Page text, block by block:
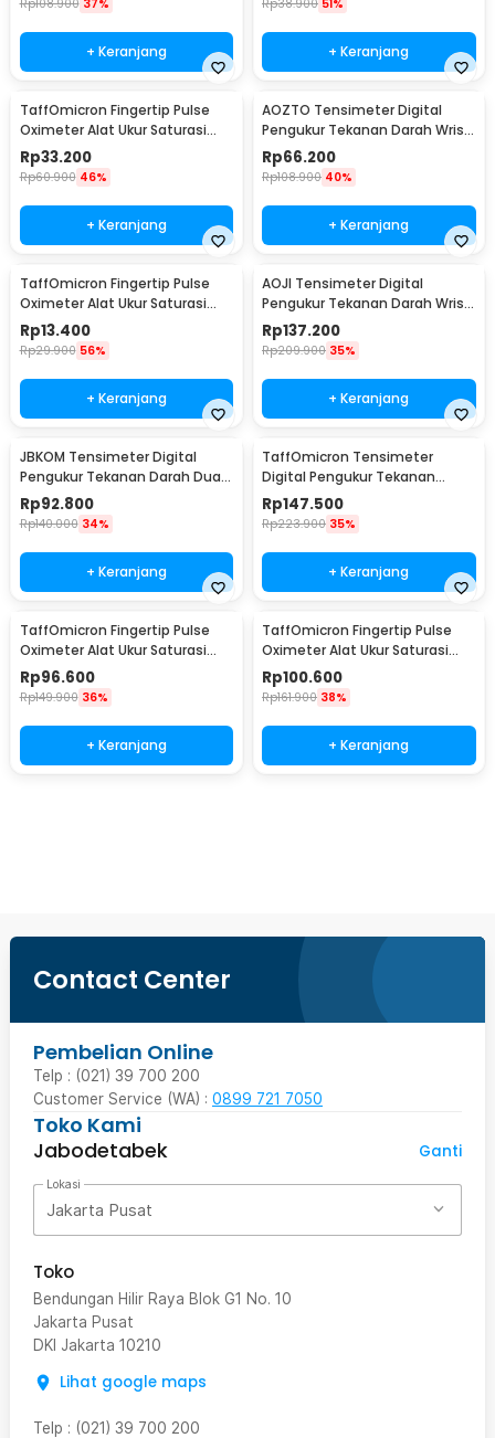
Rp108.900 37%
+ Keranjang
Rp38.900 51%
+ Keranjang
TaffOmicron Fingertip Pulse
Oximeter Alat Ukur Saturasi
Oksigen Darah - A6
Rp33.200
Rp60.900 46%
+ Keranjang
AOZTO Tensimeter Digital
Pengukur Tekanan Darah Wrist
Monitor with Voice - BP-502
Rp66.200
Rp108.900 40%
+ Keranjang
TaffOmicron Fingertip Pulse
Oximeter Alat Ukur Saturasi
Oksigen Darah - SMH-01
Rp13.400
Rp29.900 56%
+ Keranjang
AOJI Tensimeter Digital
Pengukur Tekanan Darah Wrist
English Voice - WRS-35E
Rp137.200
Rp209.900 35%
+ Keranjang
JBKOM Tensimeter Digital
Pengukur Tekanan Darah Dual
Power Bahasa Indonesia - BK-
803
Rp92.800
Rp140.000 34%
+ Keranjang
TaffOmicron Tensimeter
Digital Pengukur Tekanan
Darah English Voice - YM-5L8
Rp147.500
Rp223.900 35%
+ Keranjang
TaffOmicron Fingertip Pulse
Oximeter Alat Ukur Saturasi
Oksigen Darah - PO-A2AO
Rp96.600
Rp149.900 36%
+ Keranjang
TaffOmicron Fingertip Pulse
Oximeter Alat Ukur Saturasi
Oksigen Darah - PO-C6AO
Rp100.600
Rp161.900 38%
+ Keranjang
Contact Center
Pembelian Online
Telp : (021) 39 700 200
Customer Service (WA) : 0899 721 7050
Toko Kami
Jabodetabek
Ganti
Lokasi
Jakarta Pusat
Toko
Bendungan Hilir Raya Blok G1 No. 10
Jakarta Pusat
DKI Jakarta 10210
Lihat google maps
Telp : (021) 39 700 200